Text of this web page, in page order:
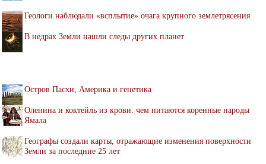
Геологи наблюдали «всплытие» очага крупного землетрясения
В недрах Земли нашли следы других планет
Остров Пасхи, Америка и генетика
Оленина и коктейль из крови: чем питаются коренные народы
Ямала
Географы создали карты, отражающие изменения поверхности
Земли за последние 25 лет